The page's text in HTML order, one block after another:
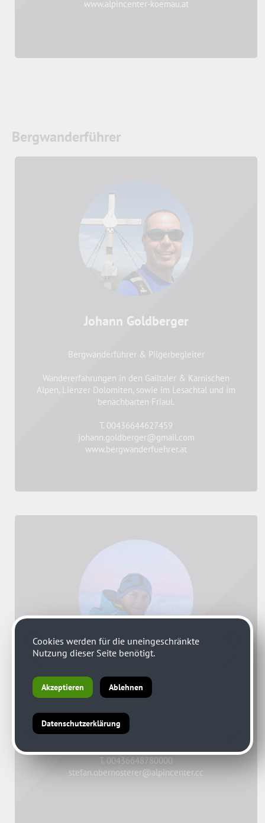
www.alpincenter-koemau.at
Bergwanderführer
Johann Goldberger
Bergwanderführer & Pilgerbegleiter
Wandererfahrungen in den Gailtaler & Karnischen
Alpen, Lienzer Dolomiten, sowie im Lesachtal und im
benachbarten Friaul.
T. 00436644627459
johann.goldberger@gmail.com
www.bergwanderfuehrer.at
Stefan Obernosterer
Bergwanderführer, Diplomschilehrer, Skiführer
Stefan „Nosti“ Obernosterer.
T. 00436648780000
stefan.obernosterer@alpincenter.cc
Cookies werden für die uneingeschränkte
Nutzung dieser Seite benötigt.
Akzeptieren Ablehnen
Datenschutzerklärung